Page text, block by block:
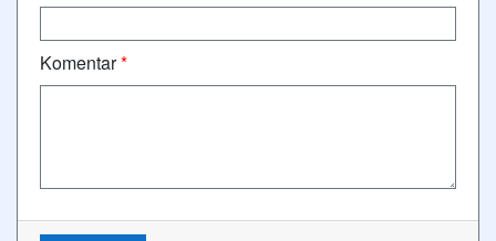
Komentar*